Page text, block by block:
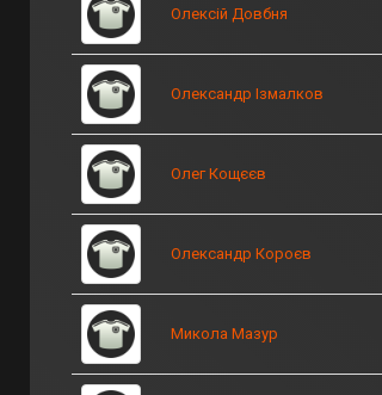
Олексій Довбня
Олександр Ізмалков
Олег Кощєєв
Олександр Короєв
Микола Мазур